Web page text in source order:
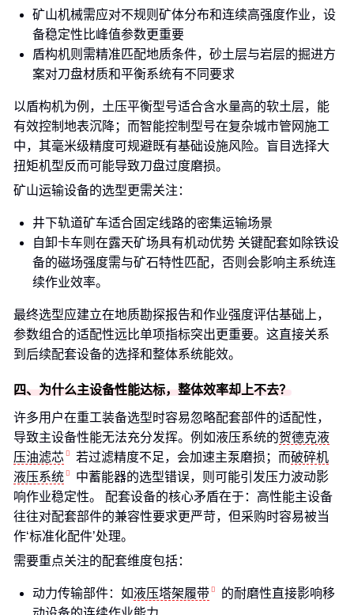
矿山机械需应对不规则矿体分布和连续高强度作业，设
备稳定性比峰值参数更重要
盾构机则需精准匹配地质条件，砂土层与岩层的掘进方
案对刀盘材质和平衡系统有不同要求
以盾构机为例，土压平衡型号适合含水量高的软土层，能
有效控制地表沉降；而智能控制型号在复杂城市管网施工
中，其毫米级精度可规避既有基础设施风险。盲目选择大
扭矩机型反而可能导致刀盘过度磨损。
矿山运输设备的选型更需关注：
井下轨道矿车适合固定线路的密集运输场景
自卸卡车则在露天矿场具有机动优势 关键配套如除铁设
备的磁场强度需与矿石特性匹配，否则会影响主系统连
续作业效率。
最终选型应建立在地质勘探报告和作业强度评估基础上，
参数组合的适配性远比单项指标突出更重要。这直接关系
到后续配套设备的选择和整体系统能效。
四、为什么主设备性能达标，整体效率却上不去？
许多用户在重工装备选型时容易忽略配套部件的适配性，
导致主设备性能无法充分发挥。例如液压系统的贺德克液
压油滤芯
若过滤精度不足，会加速主泵磨损；而破碎机
液压系统
中蓄能器的选型错误，则可能引发压力波动影
响作业稳定性。 配套设备的核心矛盾在于：高性能主设备
往往对配套部件的兼容性要求更严苛，但采购时容易被当
作‘标准化配件’处理。
需要重点关注的配套维度包括：
动力传输部件：如液压塔架履带
的耐磨性直接影响移